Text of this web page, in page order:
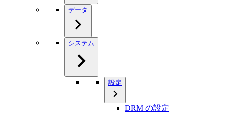
データ
システム
設定
DRM の設定